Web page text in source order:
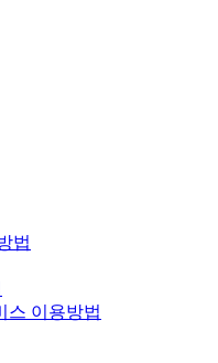
법
스 이용방법